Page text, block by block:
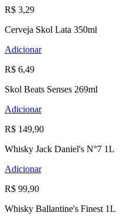
R$ 3,29
Cerveja Skol Lata 350ml
Adicionar
R$ 6,49
Skol Beats Senses 269ml
Adicionar
R$ 149,90
Whisky Jack Daniel's N°7 1L
Adicionar
R$ 99,90
Whisky Ballantine's Finest 1L